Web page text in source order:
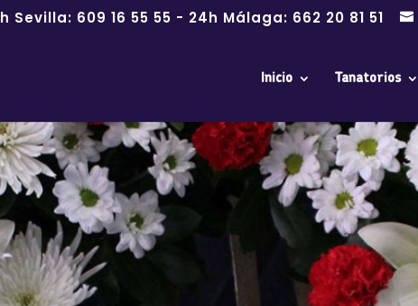
Sevilla: 609 16 55 55 - 24h Málaga: 662 20 81 51
Inicio Tanatorios